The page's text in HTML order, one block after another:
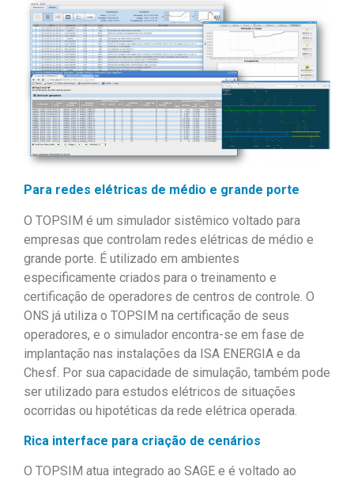
Para redes elétricas de médio e grande porte
O TOPSIM é um simulador sistêmico voltado para
empresas que controlam redes elétricas de médio e
grande porte. É utilizado em ambientes
especificamente criados para o treinamento e
certificação de operadores de centros de controle. O
ONS já utiliza o TOPSIM na certificação de seus
operadores, e o simulador encontra-se em fase de
implantação nas instalações da ISA ENERGIA e da
Chesf. Por sua capacidade de simulação, também pode
ser utilizado para estudos elétricos de situações
ocorridas ou hipotéticas da rede elétrica operada.
Rica interface para criação de cenários
O TOPSIM atua integrado ao SAGE e é voltado ao